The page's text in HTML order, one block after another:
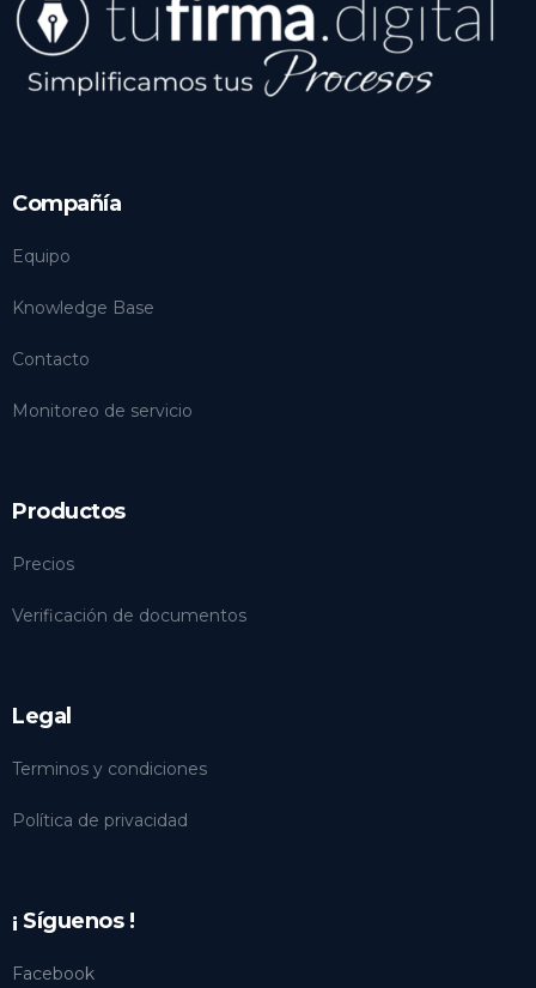
Compañía
Equipo
Knowledge Base
Contacto
Monitoreo de servicio
Productos
Precios
Verificación de documentos
Legal
Terminos y condiciones
Política de privacidad
¡ Síguenos !
Facebook